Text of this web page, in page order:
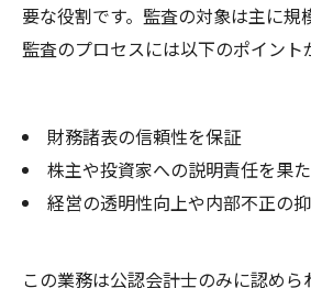
要な役割です。監査の対象は主に規
監査のプロセスには以下のポイント
財務諸表の信頼性を保証
株主や投資家への説明責任を果
経営の透明性向上や内部不正の
この業務は公認会計士のみに認め